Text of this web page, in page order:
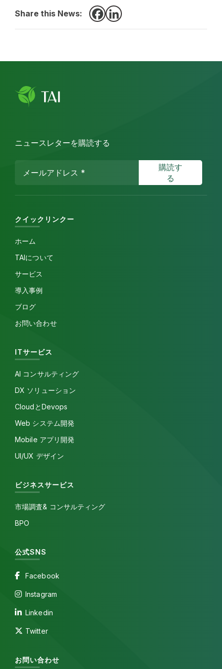
Share this News:
Facebook
LinkedIn
ニュースレターを購読する
クイックリンクー
ホーム
TAIについて
サービス
導入事例
ブログ
お問い合わせ
ITサービス
AI コンサルティング
DX ソリューション
CloudとDevops
Web システム開発
Mobile アプリ開発
UI/UX デザイン
ビジネスサービス
市場調査& コンサルティング
BPO
公式SNS
Facebook
Instagram
Linkedin
Twitter
お問い合わせ